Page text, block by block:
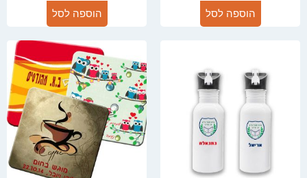
הוספה לסל הוספה לסל